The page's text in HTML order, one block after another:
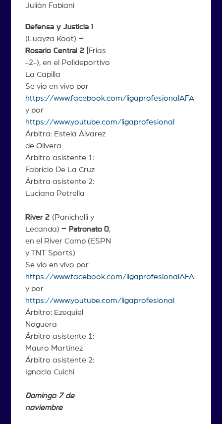
Julián Fabiani
Defensa y Justicia 1
(Luayza Koot) –
Rosario Central 2 (
Frías
-2-), en el Polideportivo
La Capilla
Se vio en vivo por
https://www.facebook.com/ligaprofesionalAFA
y por
https://www.youtube.com/ligaprofesional
Árbitra: Estela Álvarez
de Olivera
Árbitro asistente 1:
Fabricio De La Cruz
Árbitra asistente 2:
Luciana Petrella
River 2 (Panichelli y
Lecanda) – Patronato 0,
en el River Camp (ESPN
y TNT Sports)
Se vio en vivo por
https://www.facebook.com/ligaprofesionalAFA
y por
https://www.youtube.com/ligaprofesional
Árbitro: Ezequiel
Noguera
Árbitro asistente 1:
Mauro Martínez
Árbitro asistente 2:
Ignacio Cuichi
Domingo 7 de
noviembre